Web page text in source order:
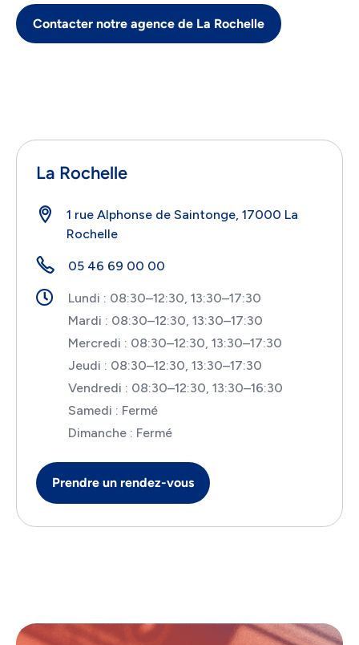
Contacter notre agence de La Rochelle
La Rochelle
1 rue Alphonse de Saintonge, 17000 La
Rochelle
05 46 69 00 00
Lundi : 08:30–12:30, 13:30–17:30
Mardi : 08:30–12:30, 13:30–17:30
Mercredi : 08:30–12:30, 13:30–17:30
Jeudi : 08:30–12:30, 13:30–17:30
Vendredi : 08:30–12:30, 13:30–16:30
Samedi : Fermé
Dimanche : Fermé
Prendre un rendez-vous